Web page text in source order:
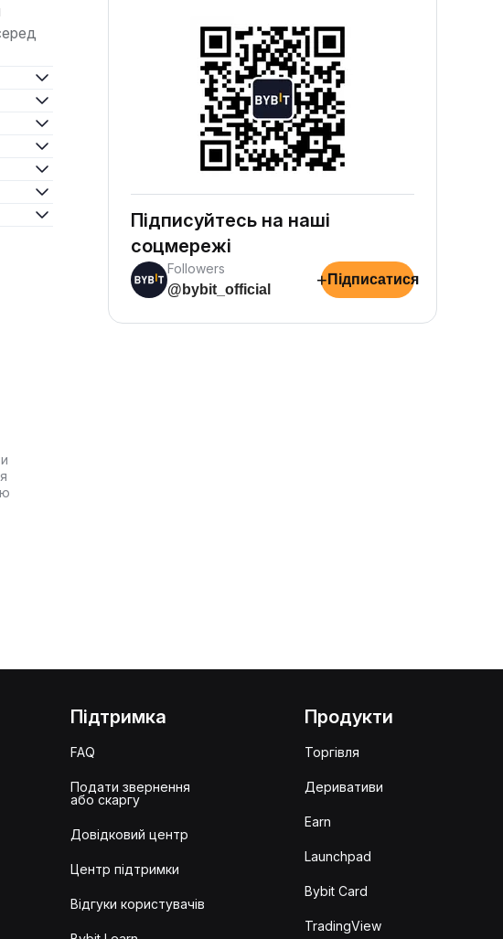
Підписуйтесь на наші
соцмережі
Followers
@bybit_official
+ Підписатися
Підтримка
FAQ
Подати звернення
або скаргу
Довідковий центр
Центр підтримки
Відгуки користувачів
Продукти
Торгівля
Деривативи
Earn
Launchpad
Bybit Card
TradingView